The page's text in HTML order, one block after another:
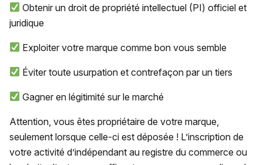
Obtenir un droit de propriété intellectuel (PI) officiel et
juridique
Exploiter votre marque comme bon vous semble
Éviter toute usurpation et contrefaçon par un tiers
Gagner en légitimité sur le marché
Attention, vous êtes propriétaire de votre marque,
seulement lorsque celle-ci est déposée ! L’inscription de
votre activité d’indépendant au registre du commerce ou